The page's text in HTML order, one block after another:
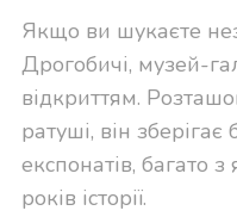
Якщо ви шукаєте
Дрогобичі, музей-
відкриттям.
ратуші, він
експонатів, багато
років історії.